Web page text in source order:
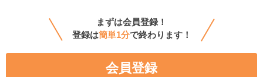
まずは会員登録！
登録は簡単1分で終わります！
会員登録